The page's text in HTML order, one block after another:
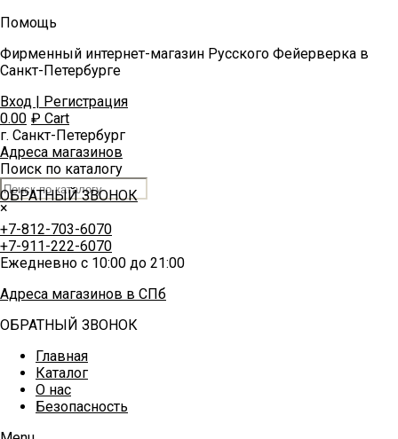
Помощь
Фирменный интернет-магазин Русского Фейерверка в
Санкт-Петербурге
Вход | Регистрация
0.00 ₽ Cart
г. Санкт-Петербург
Адреса магазинов
Поиск по каталогу
×
ОБРАТНЫЙ ЗВОНОК
+7-812-703-6070
+7-911-222-6070
Ежедневно с 10:00 до 21:00
Адреса магазинов в СПб
ОБРАТНЫЙ ЗВОНОК
Главная
Каталог
О нас
Безопасность